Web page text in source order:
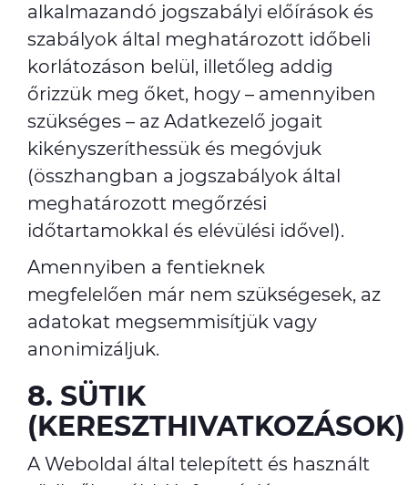
alkalmazandó jogszabályi előírások és
szabályok által meghatározott időbeli
korlátozáson belül, illetőleg addig
őrizzük meg őket, hogy – amennyiben
szükséges – az Adatkezelő jogait
kikényszeríthessük és megóvjuk
(összhangban a jogszabályok által
meghatározott megőrzési
időtartamokkal és elévülési idővel).
Amennyiben a fentieknek
megfelelően már nem szükségesek, az
adatokat megsemmisítjük vagy
anonimizáljuk.
8. SÜTIK
(KERESZTHIVATKOZÁSOK)
A Weboldal által telepített és használt